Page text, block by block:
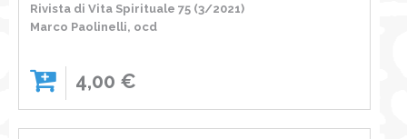
Rivista di Vita Spirituale 75 (3/2021)
Marco Paolinelli, ocd
4,00 €